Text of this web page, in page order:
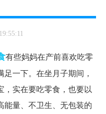
有些妈妈在产前喜欢吃零
一下。在坐月子期间，
，实在要吃零食，也要以
能量、不卫生、无包装的